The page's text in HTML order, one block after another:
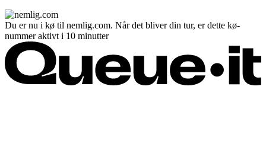
Du er nu i kø til nemlig.com. Når det bliver din tur, er dette kø-
nummer aktivt i 10 minutter